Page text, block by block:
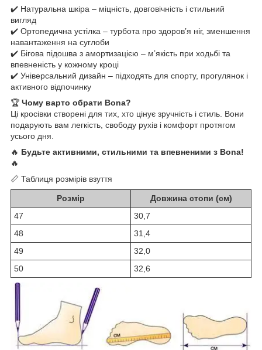
✔️ Натуральна шкіра – міцність, довговічність і стильний
вигляд
✔️ Ортопедична устілка – турбота про здоров’я ніг, зменшення
навантаження на суглоби
✔️ Бігова підошва з амортизацією – м’якість при ходьбі та
впевненість у кожному кроці
✔️ Універсальний дизайн – підходять для спорту, прогулянок і
активного відпочинку
🏆 Чому варто обрати Bona?
Ці кросівки створені для тих, хто цінує зручність і стиль. Вони
подарують вам легкість, свободу рухів і комфорт протягом
усього дня.
🔥 Будьте активними, стильними та впевненими з Bona!
🔥
📏 Таблиця розмірів взуття
Розмір
Довжина стопи (см)
47
30,7
48
31,4
49
32,0
50
32,6